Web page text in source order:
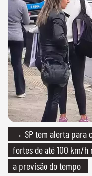
→ SP tem alerta para
fortes de até 100 km/h
a previsão do tempo